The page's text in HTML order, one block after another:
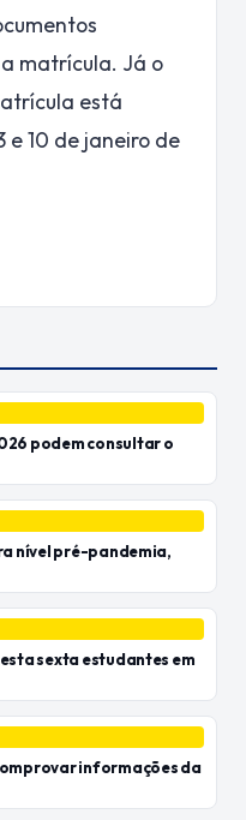
matrícula. Já o
está
10 de janeiro de
podem consultar o
nível pré-pandemia,
sexta estudantes em
informações da